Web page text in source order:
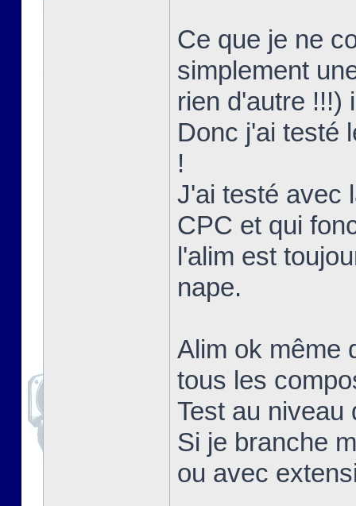
Ce que je ne
simplement
rien d'autre !!!)
Donc j'ai testé
!
J'ai testé avec
CPC et qui
l'alim est
nape.
Alim ok même
tous les
Test au niveau
Si je branche
ou avec